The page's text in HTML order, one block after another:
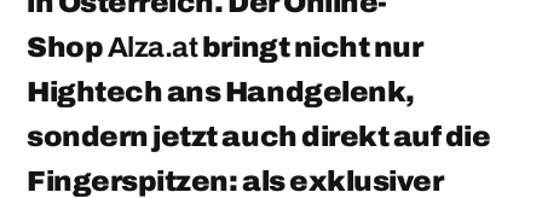
ShopAlza.atbringt nicht nur
Hightech ans Handgelenk,
sondern jetzt auch direkt auf die
Fingerspitzen: als exklusiver